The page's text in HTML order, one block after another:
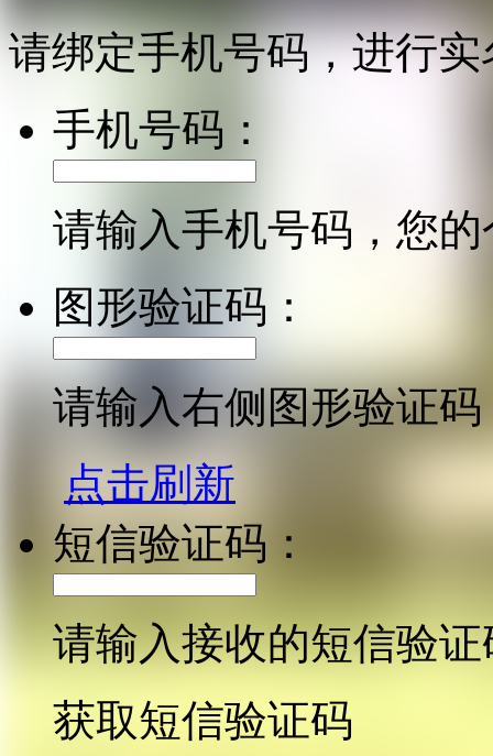
请绑定手机号码，进行
手机号码：
请输入手机号码，您
图形验证码：
请输入右侧图形验证码
点击刷新
短信验证码：
请输入接收的短信验证
获取短信验证码